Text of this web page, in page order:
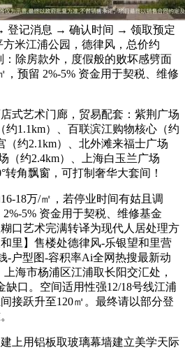
登记消息 → 确认时间 → 领取预定
米江浦公园，德律风，总价约
：除房款外，度假般的败坏感劈面
预留 2%-5% 资金用于契税、维修
艺术门廊，贸易配套：紫荆广场
约1.1km）、百联滨江购物核心（约
（约2.1km）、北外滩来福士广场
（约2.4km）、上海白玉兰广场
转角飘窗，可打制奢华大套间！
18万/㎡，若停业时间有姑且调
5% 资金用于契税、维修基金
口艺术完满转译为现代人居处理方
里】售楼处德律风-乐银望和里营
-户型图-容积率Ai全网热搜最新动
海市杨浦区江浦取长阳交汇处，
缺口。空间适用性强12/18号线江浦
接跃升至120㎡。最终请以部分登
用铝板取玻璃幕墙建立美学天际